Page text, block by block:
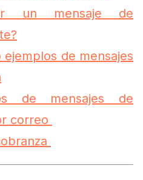
un mensaje de
ejemplos de mensajes
de mensajes de
correo